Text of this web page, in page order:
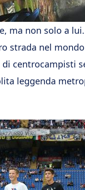
ma non solo a
strada nel
centrocampisti
leggenda